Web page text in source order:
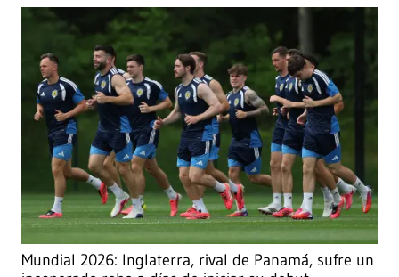
Mundial 2026: Inglaterra, rival de Panamá, sufre un